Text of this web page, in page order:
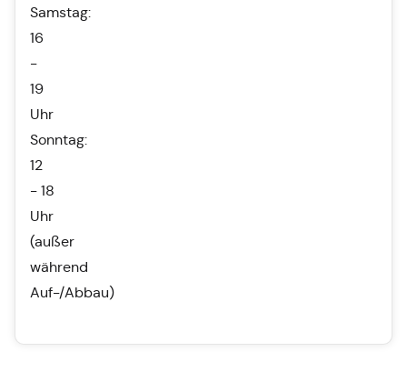
Samstag:
16
-
19
Uhr
Sonntag:
12
- 18
Uhr
(außer
während
Auf-/Abbau)